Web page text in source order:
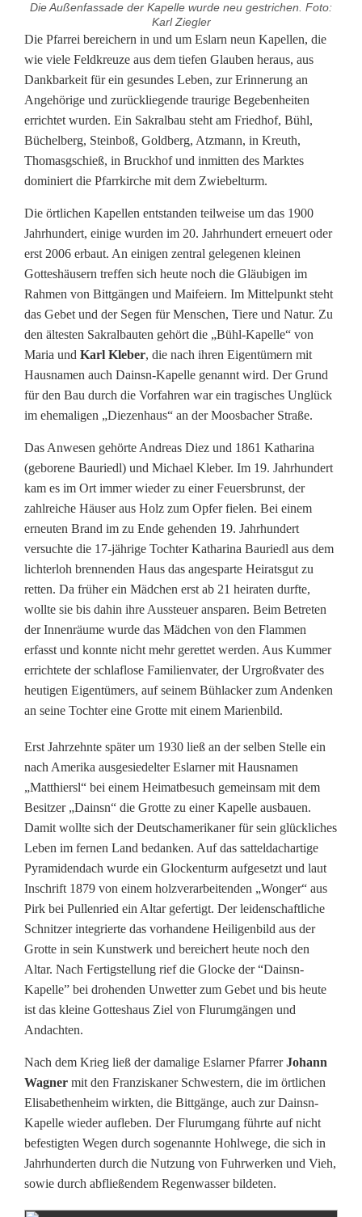
Die Außenfassade der Kapelle wurde neu gestrichen. Foto:
Karl Ziegler
W
e
n
n
S
e
i
n
e
e
r
z
ä
h
l
e
n
k
ö
n
n
t
e
n
:
D
i
e
G
e
s
c
h
i
c
h
t
e
Die Pfarrei bereichern in und um Eslarn neun Kapellen, die
wie viele Feldkreuze aus dem tiefen Glauben heraus, aus
Dankbarkeit für ein gesundes Leben, zur Erinnerung an
Angehörige und zurückliegende traurige Begebenheiten
errichtet wurden. Ein Sakralbau steht am Friedhof, Bühl,
Büchelberg, Steinboß, Goldberg, Atzmann, in Kreuth,
Thomasgschieß, in Bruckhof und inmitten des Marktes
dominiert die Pfarrkirche mit dem Zwiebelturm.
Die örtlichen Kapellen entstanden teilweise um das 1900
Jahrhundert, einige wurden im 20. Jahrhundert erneuert oder
erst 2006 erbaut. An einigen zentral gelegenen kleinen
Gotteshäusern treffen sich heute noch die Gläubigen im
Rahmen von Bittgängen und Maifeiern. Im Mittelpunkt steht
das Gebet und der Segen für Menschen, Tiere und Natur. Zu
den ältesten Sakralbauten gehört die „Bühl-Kapelle“ von
Maria und Karl Kleber, die nach ihren Eigentümern mit
Hausnamen auch Dainsn-Kapelle genannt wird. Der Grund
für den Bau durch die Vorfahren war ein tragisches Unglück
im ehemaligen „Diezenhaus“ an der Moosbacher Straße.
Das Anwesen gehörte Andreas Diez und 1861 Katharina
(geborene Bauriedl) und Michael Kleber. Im 19. Jahrhundert
kam es im Ort immer wieder zu einer Feuersbrunst, der
zahlreiche Häuser aus Holz zum Opfer fielen. Bei einem
erneuten Brand im zu Ende gehenden 19. Jahrhundert
versuchte die 17-jährige Tochter Katharina Bauriedl aus dem
lichterloh brennenden Haus das angesparte Heiratsgut zu
retten. Da früher ein Mädchen erst ab 21 heiraten durfte,
wollte sie bis dahin ihre Aussteuer ansparen. Beim Betreten
der Innenräume wurde das Mädchen von den Flammen
erfasst und konnte nicht mehr gerettet werden. Aus Kummer
errichtete der schlaflose Familienvater, der Urgroßvater des
heutigen Eigentümers, auf seinem Bühlacker zum Andenken
an seine Tochter eine Grotte mit einem Marienbild.
Erst Jahrzehnte später um 1930 ließ an der selben Stelle ein
nach Amerika ausgesiedelter Eslarner mit Hausnamen
„Matthiersl“ bei einem Heimatbesuch gemeinsam mit dem
Besitzer „Dainsn“ die Grotte zu einer Kapelle ausbauen.
Damit wollte sich der Deutschamerikaner für sein glückliches
Leben im fernen Land bedanken. Auf das satteldachartige
Pyramidendach wurde ein Glockenturm aufgesetzt und laut
Inschrift 1879 von einem holzverarbeitenden „Wonger“ aus
Pirk bei Pullenried ein Altar gefertigt. Der leidenschaftliche
Schnitzer integrierte das vorhandene Heiligenbild aus der
Grotte in sein Kunstwerk und bereichert heute noch den
Altar. Nach Fertigstellung rief die Glocke der “Dainsn-
Kapelle” bei drohenden Unwetter zum Gebet und bis heute
ist das kleine Gotteshaus Ziel von Flurumgängen und
Andachten.
Nach dem Krieg ließ der damalige Eslarner PfarrerJohann
Wagner mit den Franziskaner Schwestern, die im örtlichen
Elisabethenheim wirkten, die Bittgänge, auch zur Dainsn-
Kapelle wieder aufleben. Der Flurumgang führte auf nicht
befestigten Wegen durch sogenannte Hohlwege, die sich in
Jahrhunderten durch die Nutzung von Fuhrwerken und Vieh,
sowie durch abfließendem Regenwasser bildeten.